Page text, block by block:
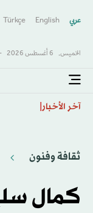
عربي English
Türkçe
الخميس, 6 أغسطس 2026 -
آخر الأخبار
ثقافة وفنون
كمال